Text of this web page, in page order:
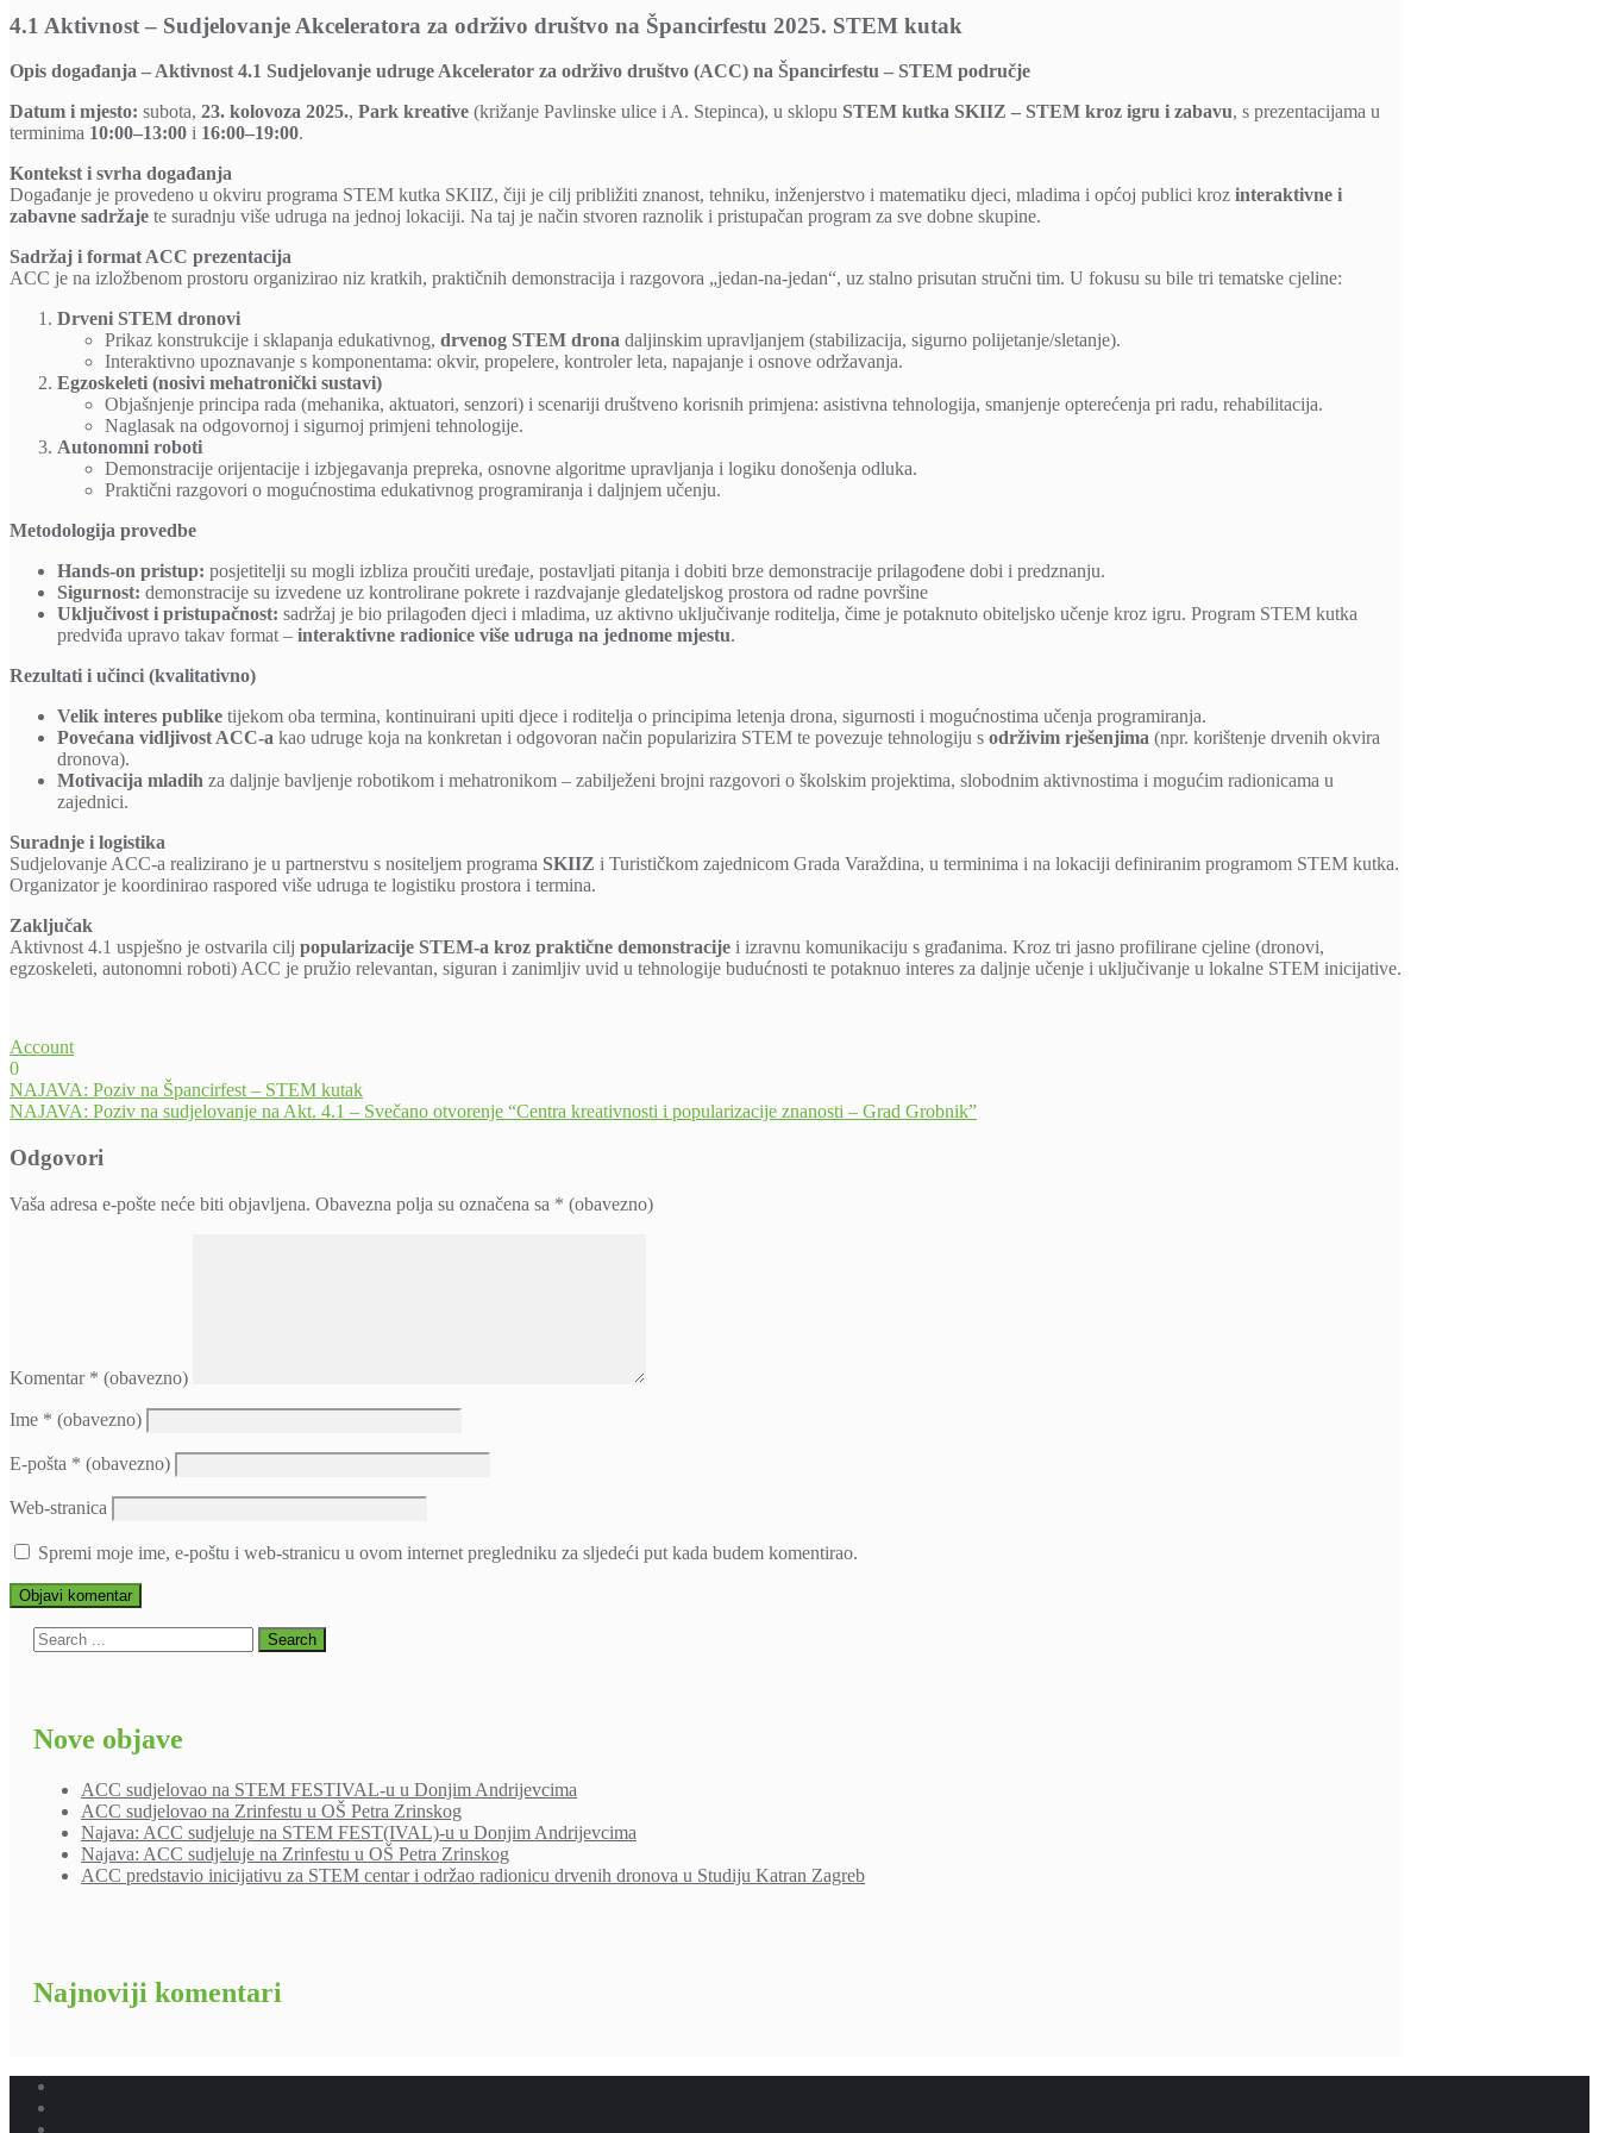
4.1 Aktivnost – Sudjelovanje Akceleratora za održivo društvo na Špancirfestu 2025. STEM kutak
Opis događanja – Aktivnost 4.1 Sudjelovanje udruge Akcelerator za održivo društvo (ACC) na Špancirfestu – STEM područje
Datum i mjesto: subota, 23. kolovoza 2025., Park kreative (križanje Pavlinske ulice i A. Stepinca), u sklopu STEM kutka SKIIZ – STEM kroz igru i zabavu, s prezentacijama u
terminima 10:00–13:00 i 16:00–19:00.
Kontekst i svrha događanja
Događanje je provedeno u okviru programa STEM kutka SKIIZ, čiji je cilj približiti znanost, tehniku, inženjerstvo i matematiku djeci, mladima i općoj publici kroz interaktivne i
zabavne sadržaje te suradnju više udruga na jednoj lokaciji. Na taj je način stvoren raznolik i pristupačan program za sve dobne skupine.
Sadržaj i format ACC prezentacija
ACC je na izložbenom prostoru organizirao niz kratkih, praktičnih demonstracija i razgovora „jedan‑na‑jedan“, uz stalno prisutan stručni tim. U fokusu su bile tri tematske cjeline:
Drveni STEM dronovi
Prikaz konstrukcije i sklapanja edukativnog, drvenog STEM drona daljinskim upravljanjem (stabilizacija, sigurno polijetanje/sletanje).
Interaktivno upoznavanje s komponentama: okvir, propelere, kontroler leta, napajanje i osnove održavanja.
Egzoskeleti (nosivi mehatronički sustavi)
Objašnjenje principa rada (mehanika, aktuatori, senzori) i scenariji društveno korisnih primjena: asistivna tehnologija, smanjenje opterećenja pri radu, rehabilitacija.
Naglasak na odgovornoj i sigurnoj primjeni tehnologije.
Autonomni roboti
Demonstracije orijentacije i izbjegavanja prepreka, osnovne algoritme upravljanja i logiku donošenja odluka.
Praktični razgovori o mogućnostima edukativnog programiranja i daljnjem učenju.
Metodologija provedbe
Hands‑on pristup: posjetitelji su mogli izbliza proučiti uređaje, postavljati pitanja i dobiti brze demonstracije prilagođene dobi i predznanju.
Sigurnost: demonstracije su izvedene uz kontrolirane pokrete i razdvajanje gledateljskog prostora od radne površine
Uključivost i pristupačnost: sadržaj je bio prilagođen djeci i mladima, uz aktivno uključivanje roditelja, čime je potaknuto obiteljsko učenje kroz igru. Program STEM kutka
predviđa upravo takav format – interaktivne radionice više udruga na jednome mjestu.
Rezultati i učinci (kvalitativno)
Velik interes publike tijekom oba termina, kontinuirani upiti djece i roditelja o principima letenja drona, sigurnosti i mogućnostima učenja programiranja.
Povećana vidljivost ACC‑a kao udruge koja na konkretan i odgovoran način popularizira STEM te povezuje tehnologiju s održivim rješenjima (npr. korištenje drvenih okvira
dronova).
Motivacija mladih za daljnje bavljenje robotikom i mehatronikom – zabilježeni brojni razgovori o školskim projektima, slobodnim aktivnostima i mogućim radionicama u
zajednici.
Suradnje i logistika
Sudjelovanje ACC‑a realizirano je u partnerstvu s nositeljem programa SKIIZ i Turističkom zajednicom Grada Varaždina, u terminima i na lokaciji definiranim programom STEM kutka.
Organizator je koordinirao raspored više udruga te logistiku prostora i termina.
Zaključak
Aktivnost 4.1 uspješno je ostvarila cilj popularizacije STEM‑a kroz praktične demonstracije i izravnu komunikaciju s građanima. Kroz tri jasno profilirane cjeline (dronovi,
egzoskeleti, autonomni roboti) ACC je pružio relevantan, siguran i zanimljiv uvid u tehnologije budućnosti te potaknuo interes za daljnje učenje i uključivanje u lokalne STEM inicijative.
Account
0
Navigacija
objava
NAJAVA: Poziv na Špancirfest – STEM kutak
NAJAVA: Poziv na sudjelovanje na Akt. 4.1 – Svečano otvorenje “Centra kreativnosti i popularizacije znanosti – Grad Grobnik”
Odgovori
Vaša adresa e-pošte neće biti objavljena. Obavezna polja su označena sa * (obavezno)
Komentar * (obavezno)
Ime * (obavezno)
E-pošta * (obavezno)
Web-stranica
Spremi moje ime, e-poštu i web-stranicu u ovom internet pregledniku za sljedeći put kada budem komentirao.
Nove objave
ACC sudjelovao na STEM FESTIVAL-u u Donjim Andrijevcima
ACC sudjelovao na Zrinfestu u OŠ Petra Zrinskog
Najava: ACC sudjeluje na STEM FEST(IVAL)-u u Donjim Andrijevcima
Najava: ACC sudjeluje na Zrinfestu u OŠ Petra Zrinskog
ACC predstavio inicijativu za STEM centar i održao radionicu drvenih dronova u Studiju Katran Zagreb
Najnoviji komentari